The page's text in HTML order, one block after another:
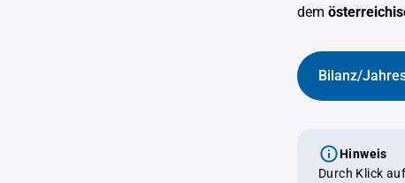
dem
Bilanz/
Hinweis
Durch Klick